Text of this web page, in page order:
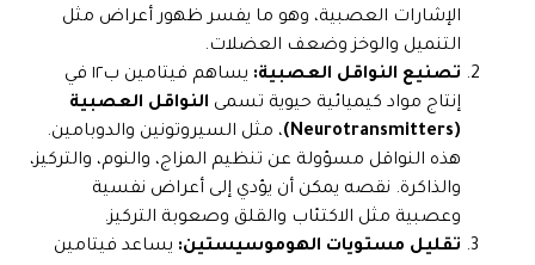
الإشارات العصبية، وهو ما يفسر ظهور أعراض مثل
التنميل والوخز وضعف العضلات.
تصنيع النواقل العصبية:
يساهم فيتامين ب١٢ في
إنتاج مواد كيميائية حيوية تسمى النواقل العصبية
(Neurotransmitters)
، مثل السيروتونين والدوبامين.
هذه النواقل مسؤولة عن تنظيم المزاج، والنوم، والتركيز،
والذاكرة. نقصه يمكن أن يؤدي إلى أعراض نفسية
وعصبية مثل الاكتئاب والقلق وصعوبة التركيز.
تقليل مستويات الهوموسيستين: يساعد فيتامين